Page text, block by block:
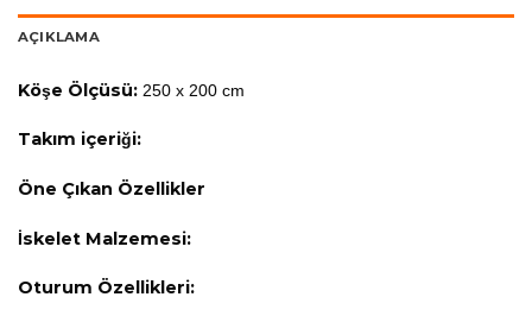
AÇIKLAMA
Köşe Ölçüsü: 250 x 200 cm
Takım içeriği:
Öne Çıkan Özellikler
İskelet Malzemesi:
Oturum Özellikleri: